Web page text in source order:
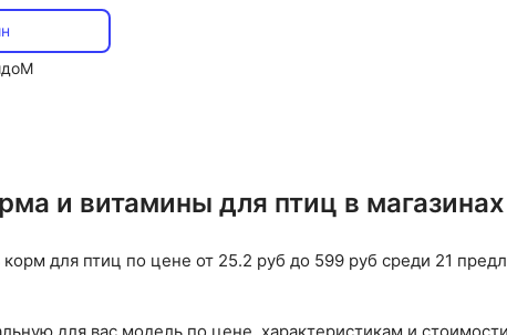
и витамины для птиц в
для птиц по цене от 25.2 руб до 599 руб среди 21